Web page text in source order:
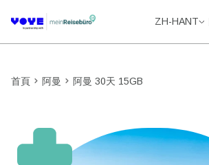
ZH-HANT
首頁 阿曼 阿曼 30天 15GB